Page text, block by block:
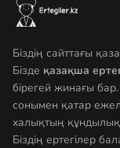
Біздің сайттағы
Бізде қазақша
бірегей жинағы
сонымен қатар
халықтың
Біздің ертегілер